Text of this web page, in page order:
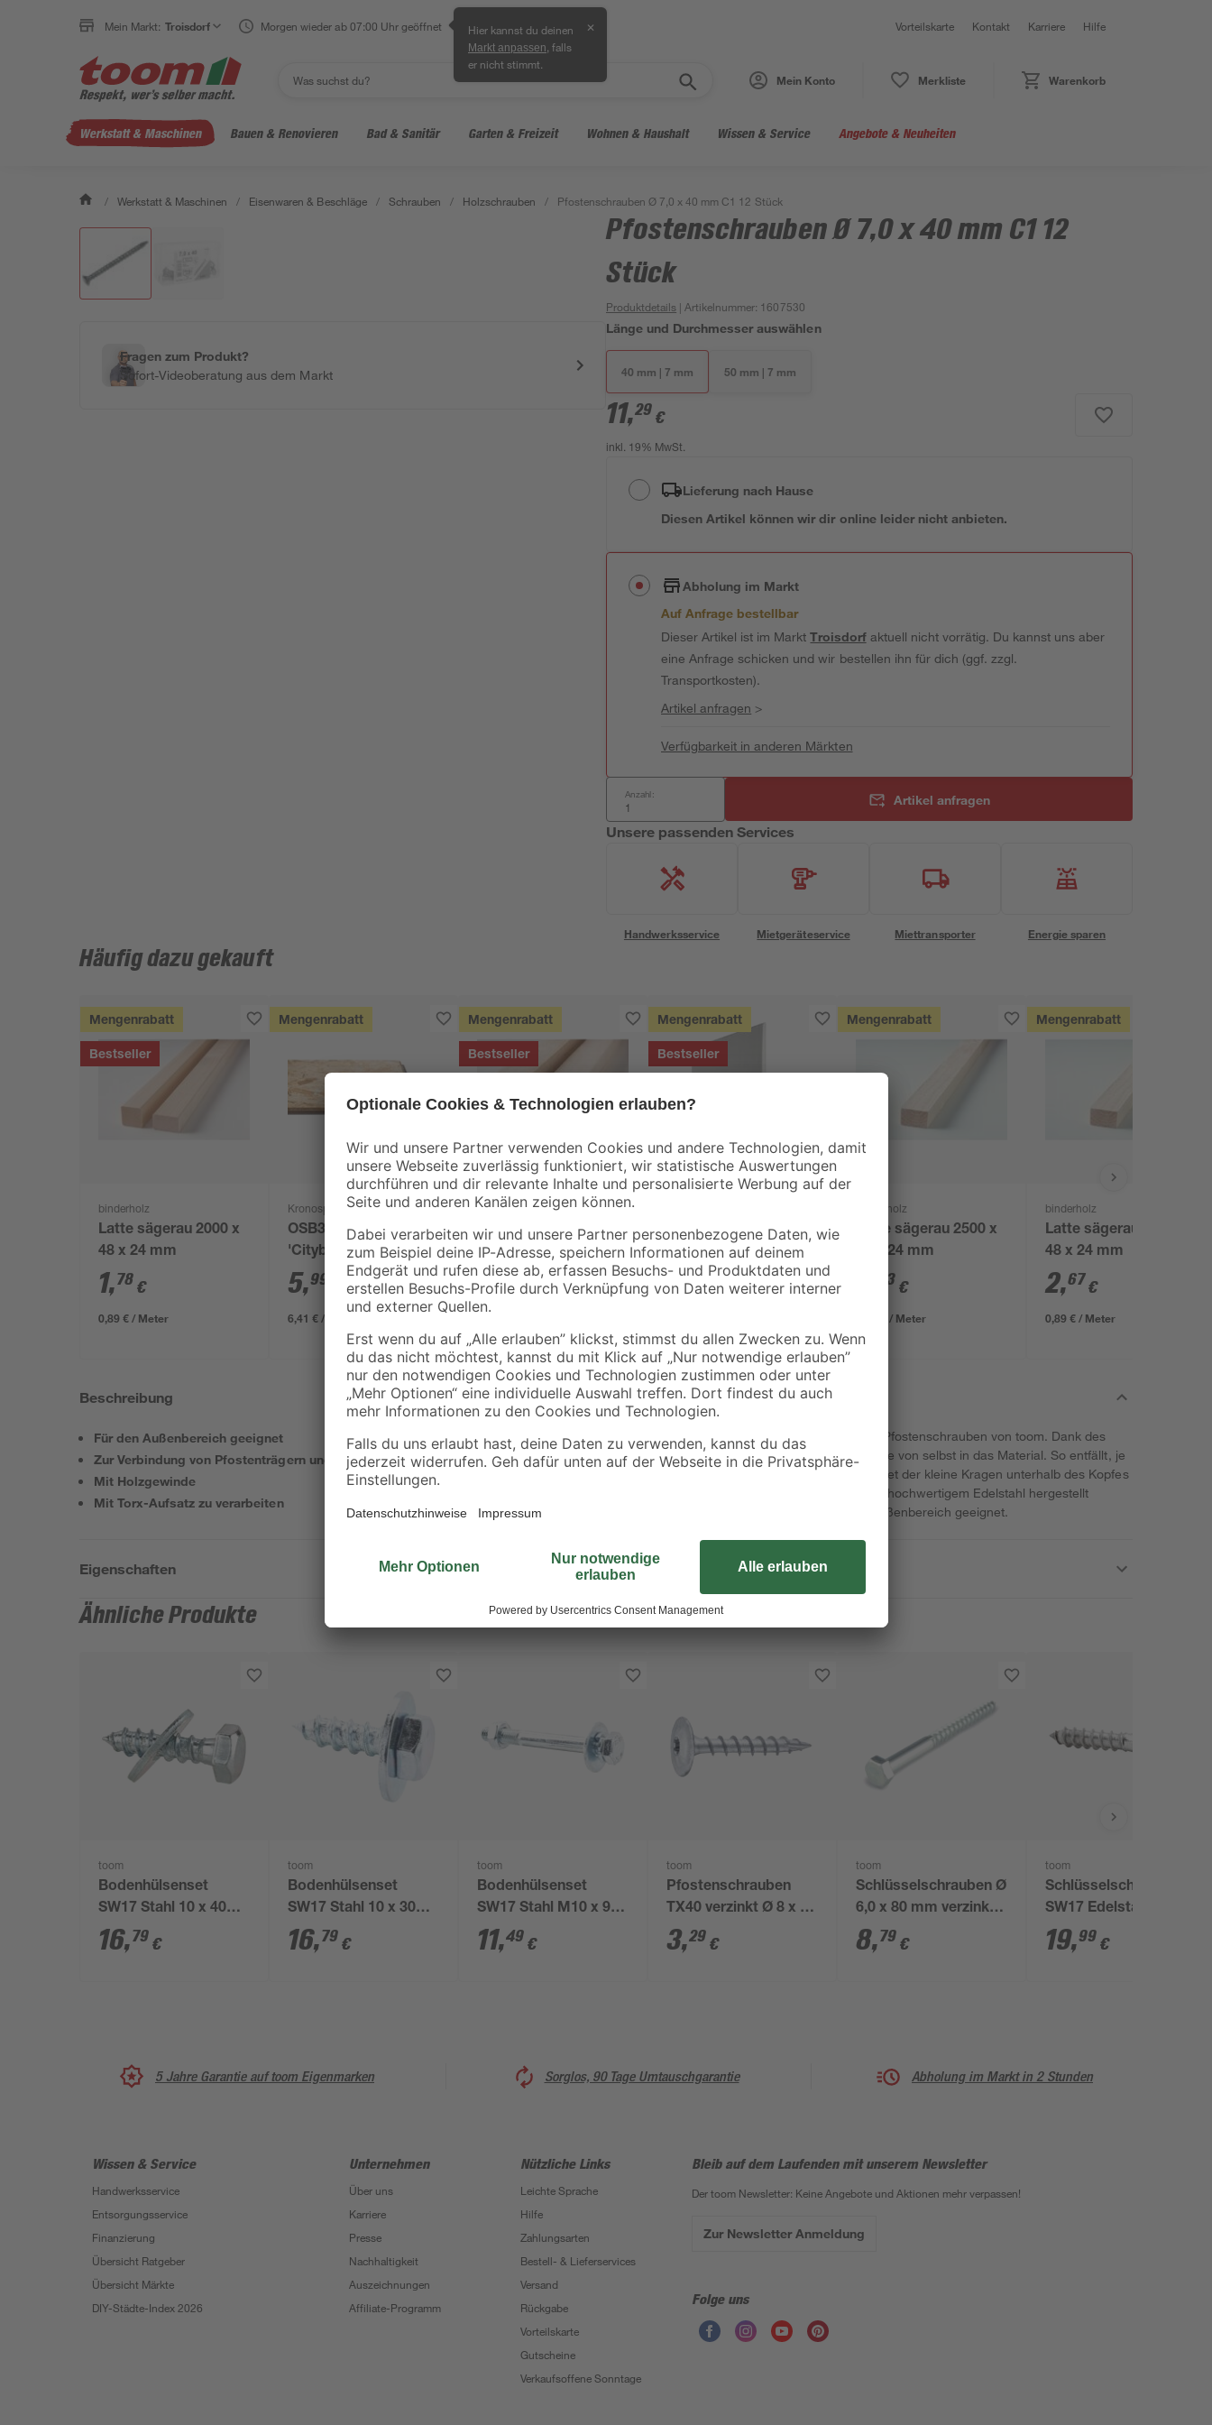
Mein Markt: Troisdorf Morgen wieder ab 07:00 Uhr geöffnet Hier kannst du deinen
Markt anpassen , falls
er nicht stimmt.
✕ Vorteilskarte Kontakt Karriere Hilfe
Mein Konto Merkliste Warenkorb
Werkstatt & Maschinen Bauen & Renovieren Bad & Sanitär Garten & Freizeit Wohnen & Haushalt Wissen & Service Angebote & Neuheiten
/ Werkstatt & Maschinen / Eisenwaren & Beschläge / Schrauben / Holzschrauben / Pfostenschrauben Ø 7,0 x 40 mm C1 12 Stück
Fragen zum Produkt?
Sofort-Videoberatung aus dem Markt
Pfostenschrauben Ø 7,0 x 40 mm C1 12
Stück
Produktdetails | Artikelnummer: 1607530
Länge und Durchmesser auswählen
40 mm | 7 mm 50 mm | 7 mm
11,29 €
inkl. 19% MwSt.
Lieferung nach Hause
Diesen Artikel können wir dir online leider nicht anbieten.
Abholung im Markt
Auf Anfrage bestellbar
Dieser Artikel ist im MarktTroisdorfaktuell nicht vorrätig. Du kannst uns aber
eine Anfrage schicken und wir bestellen ihn für dich (ggf. zzgl.
Transportkosten).
Artikel anfragen >
Verfügbarkeit in anderen Märkten
Anzahl: Artikel anfragen
Unsere passenden Services
Handwerksservice Mietgeräteservice Miettransporter Energie sparen
Häufig dazu gekauft
Mengenrabatt
Bestseller
binderholz
Latte sägerau 2000 x
48 x 24 mm
1,78 €
0,89 € / Meter
Mengenrabatt
Kronospan
OSB3-Verlegeplatte
'Cityboard'
ungeschliffen 1690 x
634 x 12 mm
5,99
/ m²
6,41 € / Pack
Mengenrabatt
Bestseller
binderholz
Rahmen sägerau
2000 x 58 x 38 mm
3,98 €
Mengenrabatt
Bestseller
Gipskartonplatte 200
x 125 x 1,25 cm
4,49 €/ m²
Mengenrabatt
binderholz
Latte sägerau 2500 x
48 x 24 mm
23 €
0,89 € / Meter
Mengenrabatt
binderholz
Latte sägerau 3000 x
48 x 24 mm
2,67€
0,89 € / Meter
Beschreibung
Für den Außenbereich geeignet
Zur Verbindung von Pfostenträgern und Holzverbindern
Mit Holzgewinde
Mit Torx-Aufsatz zu verarbeiten
Erleichtern Sie sich die Arbeit mit den robusten Pfostenschrauben von toom. Dank des
Holzgewindes ziehen sich die Schrauben fast wie von selbst in das Material. So entfällt, je
nach Holzart, das lästige Vorbohren. Zudem bietet der kleine Kragen unterhalb des Kopfes
einen festen Halt. Da die Pfostenschrauben aus hochwertigem Edelstahl hergestellt
wurden, sind sie ideal für die Verwendung im Außenbereich geeignet.
Eigenschaften
Ähnliche Produkte
toom
Bodenhülsenset
SW17 Stahl 10 x 40
mm 20 Stück
16,79 €
toom
Bodenhülsenset
SW17 Stahl 10 x 30
mm 20 Stück
16,79 €
toom
Bodenhülsenset
SW17 Stahl M10 x 90
mm 10 Stück
11,49 €
toom
Pfostenschrauben
TX40 verzinkt Ø 8 x 40
mm 8 Stück
3,29 €
toom
Schlüsselschrauben Ø
6,0 x 80 mm verzinkt
DIN 571 25 Stück
8,79 €
toom
Schlüsselschrauben
SW17 Edelstahl 10 x
60 mm 10 Stück
19,99 €
5 Jahre Garantie auf toom Eigenmarken Sorglos, 90 Tage Umtauschgarantie Abholung im Markt in 2 Stunden
Wissen & Service
Handwerksservice
Entsorgungsservice
Finanzierung
Übersicht Ratgeber
Übersicht Märkte
DIY-Städte-Index 2026
Unternehmen
Über uns
Karriere
Presse
Nachhaltigkeit
Auszeichnungen
Affiliate-Programm
Nützliche Links
Leichte Sprache
Hilfe
Zahlungsarten
Bestell- & Lieferservices
Versand
Rückgabe
Vorteilskarte
Gutscheine
Verkaufsoffene Sonntage
Bleib auf dem Laufenden mit unserem Newsletter
Der toom Newsletter: Keine Angebote und Aktionen mehr verpassen!
Zur Newsletter Anmeldung
Folge uns